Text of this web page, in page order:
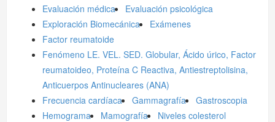
Evaluación médica
Evaluación psicológica
Exploración Biomecánica
Exámenes
Factor reumatoide
Fenómeno LE. VEL. SED. Globular, Ácido úrico, Factor
reumatoideo, Proteína C Reactiva, Antiestreptolisina,
Anticuerpos Antinucleares (ANA)
Frecuencia cardíaca
Gammagrafía
Gastroscopia
Hemograma
Mamografía
Niveles colesterol